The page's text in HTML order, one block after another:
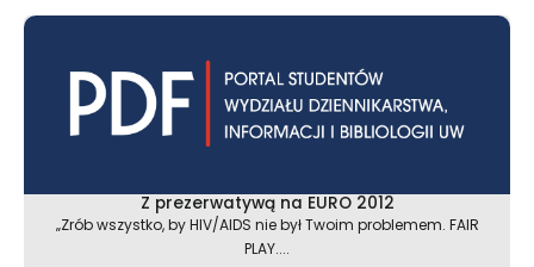
Z prezerwatywą na EURO 2012
„Zrób wszystko, by HIV/AIDS nie był Twoim problemem. FAIR
PLAY....